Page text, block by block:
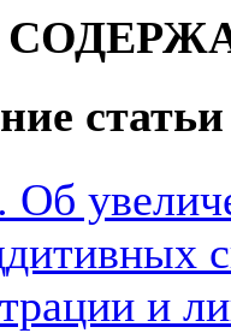
статьи
Об
и